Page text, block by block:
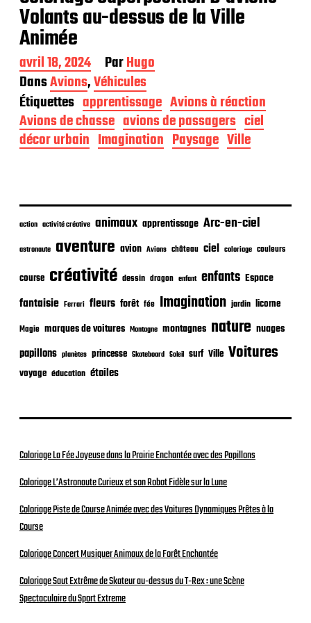
Volants au-dessus de la Ville
Animée
D
a
t
e
d
e
p
i
a
t
i
o
n
avril 18, 2024 ParHugo
DansAvions,Véhicules
Étiquettes apprentissage Avions à réaction
Avions de chasse avions de passagers ciel
décor urbain Imagination Paysage Ville
action activité créative animaux apprentissage Arc-en-ciel
astronaute aventure avion Avions château ciel coloriage couleurs
course créativité dessin dragon enfant enfants Espace
fantaisie Ferrari fleurs forêt fée Imagination jardin licorne
Magie marques de voitures Montagne montagnes nature nuages
papillons planètes princesse Skateboard Soleil surf Ville Voitures
voyage éducation étoiles
Coloriage La Fée Joyeuse dans la Prairie Enchantée avec des Papillons
Coloriage L’Astronaute Curieux et son Robot Fidèle sur la Lune
Coloriage Piste de Course Animée avec des Voitures Dynamiques Prêtes à la
Course
Coloriage Concert Musiquer Animaux de la Forêt Enchantée
Coloriage Saut Extrême de Skateur au-dessus du T-Rex : une Scène
Spectaculaire du Sport Extreme